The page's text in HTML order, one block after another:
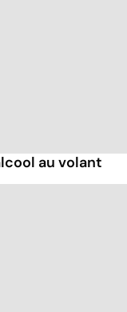
au volant